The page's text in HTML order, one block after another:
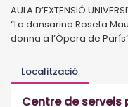
AULA D’EXTENSIÓ
“La dansarina Roseta
donna a l’Òpera de
Localització
Centre de serveis